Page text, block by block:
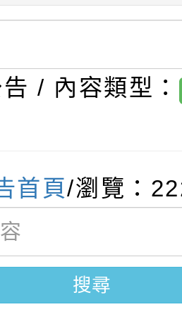
招)
1學期第7次代
招)
園市115學年
本土語及新住
點
桃園市115學
要點」
115年金融知
手，綠能透明
案
115學年度全
施要點」及修
園市115年度
競賽』實施計
果(第11招)】
1學期第7次
果(第3招)】
/ 內容類型：
首頁/瀏覽：
搜尋